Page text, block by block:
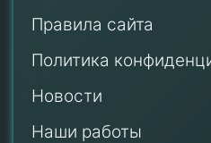
Правила сайта
Политика
Новости
Наши работы